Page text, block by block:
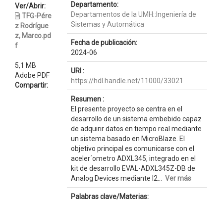
Ver/Abrir:
TFG-Pére
z Rodrígue
z, Marco.pd
f
5,1 MB
Adobe PDF
Compartir:
Departamento:
Departamentos de la UMH::Ingeniería de
Sistemas y Automática
Fecha de publicación:
2024-06
URI :
https://hdl.handle.net/11000/33021
Resumen :
El presente proyecto se centra en el
desarrollo de un sistema embebido capaz
de adquirir datos en tiempo real mediante
un sistema basado en MicroBlaze. El
objetivo principal es comunicarse con el
aceler´ometro ADXL345, integrado en el
kit de desarrollo EVAL-ADXL345Z-DB de
Analog Devices mediante I2... Ver más
Palabras clave/Materias: